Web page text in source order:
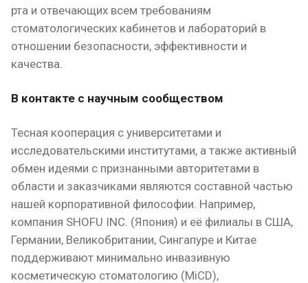
рта и отвечающих всем требованиям
стоматологических кабинетов и лабораторий в
отношении безопасности, эффективности и
качества.
В контакте с научным сообществом
Тесная кооперация с университетами и
исследовательскими институтами, а также активный
обмен идеями с признанными авторитетами в
области и заказчиками являются составной частью
нашей корпоративной философии. Например,
компания SHOFU INC. (Япония) и её филиалы в США,
Германии, Великобритании, Сингапуре и Китае
поддерживают минимально инвазивную
косметическую стоматологию (MiCD),